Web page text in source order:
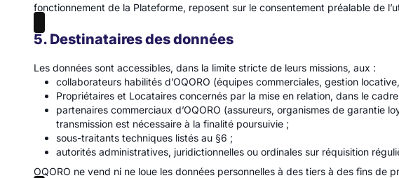
fonctionnement de la Plateforme, reposent sur le consentement préalable de
5. Destinataires des données
Les données sont accessibles, dans la limite stricte de leurs missions, aux :
collaborateurs habilités d’OQORO (équipes commerciales, gestion
Propriétaires et Locataires concernés par la mise en relation, dans le
partenaires commerciaux d’OQORO (assureurs, organismes de
transmission est nécessaire à la finalité poursuivie ;
sous-traitants techniques listés au §6 ;
autorités administratives, juridictionnelles ou ordinales sur réquisition
OQORO ne vend ni ne loue les données personnelles à des tiers à des fins de